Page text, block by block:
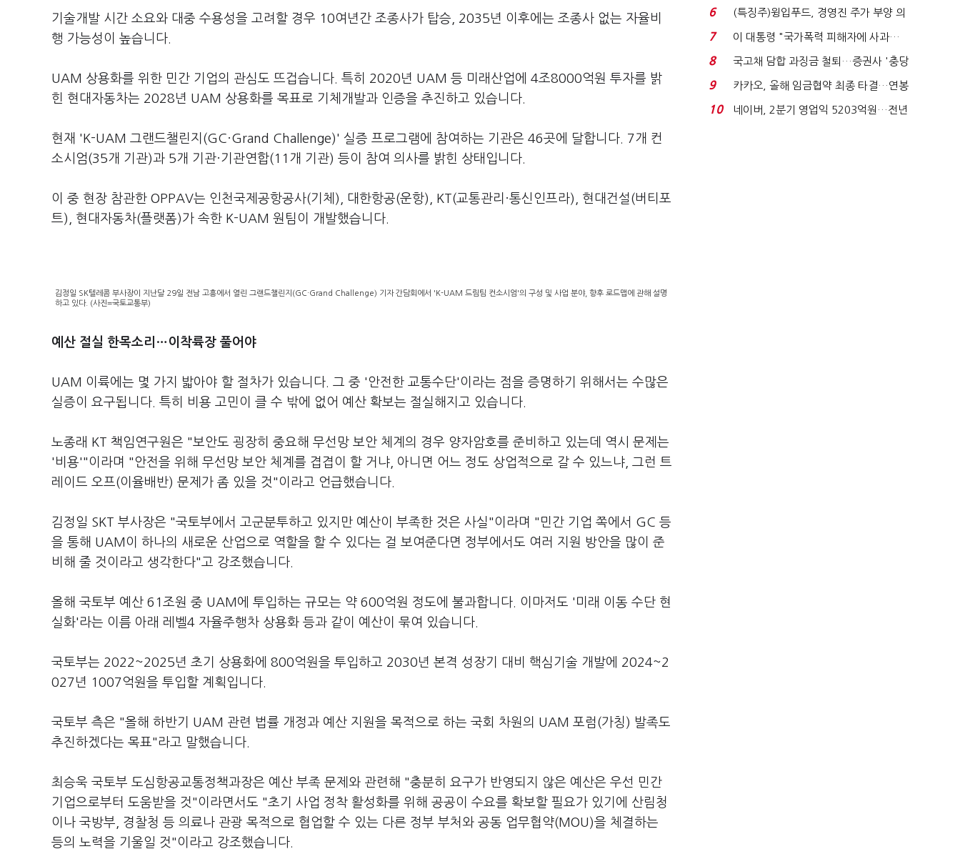
기술개발 시간 소요와 대중 수용성을 고려할 경우 10여년간 조종사가 탑승, 2035년 이후에는 조종사 없는 자율비
행 가능성이 높습니다.
UAM 상용화를 위한 민간 기업의 관심도 뜨겁습니다. 특히 2020년 UAM 등 미래산업에 4조8000억원 투자를 밝
힌 현대자동차는 2028년 UAM 상용화를 목표로 기체개발과 인증을 추진하고 있습니다.
현재 'K-UAM 그랜드챌린지(GC·Grand Challenge)' 실증 프로그램에 참여하는 기관은 46곳에 달합니다. 7개 컨
소시엄(35개 기관)과 5개 기관·기관연합(11개 기관) 등이 참여 의사를 밝힌 상태입니다.
이 중 현장 참관한 OPPAV는 인천국제공항공사(기체), 대한항공(운항), KT(교통관리·통신인프라), 현대건설(버티포
트), 현대자동차(플랫폼)가 속한 K-UAM 원팀이 개발했습니다.
김정일 SK텔레콤 부사장이 지난달 29일 전남 고흥에서 열린 그랜드챌린지(GC·Grand Challenge) 기자 간담회에서 'K-UAM 드림팀 컨소시엄'의 구성 및 사업 분야, 향후 로드맵에 관해 설명
하고 있다. (사진=국토교통부)
예산 절실 한목소리…이착륙장 풀어야
UAM 이륙에는 몇 가지 밟아야 할 절차가 있습니다. 그 중 '안전한 교통수단'이라는 점을 증명하기 위해서는 수많은
실증이 요구됩니다. 특히 비용 고민이 클 수 밖에 없어 예산 확보는 절실해지고 있습니다.
노종래 KT 책임연구원은 "보안도 굉장히 중요해 무선망 보안 체계의 경우 양자암호를 준비하고 있는데 역시 문제는
'비용'"이라며 "안전을 위해 무선망 보안 체계를 겹겹이 할 거냐, 아니면 어느 정도 상업적으로 갈 수 있느냐, 그런 트
레이드 오프(이율배반) 문제가 좀 있을 것"이라고 언급했습니다.
김정일 SKT 부사장은 "국토부에서 고군분투하고 있지만 예산이 부족한 것은 사실"이라며 "민간 기업 쪽에서 GC 등
을 통해 UAM이 하나의 새로운 산업으로 역할을 할 수 있다는 걸 보여준다면 정부에서도 여러 지원 방안을 많이 준
비해 줄 것이라고 생각한다"고 강조했습니다.
올해 국토부 예산 61조원 중 UAM에 투입하는 규모는 약 600억원 정도에 불과합니다. 이마저도 '미래 이동 수단 현
실화'라는 이름 아래 레벨4 자율주행차 상용화 등과 같이 예산이 묶여 있습니다.
국토부는 2022~2025년 초기 상용화에 800억원을 투입하고 2030년 본격 성장기 대비 핵심기술 개발에 2024~2
027년 1007억원을 투입할 계획입니다.
국토부 측은 "올해 하반기 UAM 관련 법률 개정과 예산 지원을 목적으로 하는 국회 차원의 UAM 포럼(가칭) 발족도
추진하겠다는 목표"라고 말했습니다.
최승욱 국토부 도심항공교통정책과장은 예산 부족 문제와 관련해 "충분히 요구가 반영되지 않은 예산은 우선 민간
기업으로부터 도움받을 것"이라면서도 "초기 사업 정착 활성화를 위해 공공이 수요를 확보할 필요가 있기에 산림청
이나 국방부, 경찰청 등 의료나 관광 목적으로 협업할 수 있는 다른 정부 부처와 공동 업무협약(MOU)을 체결하는
등의 노력을 기울일 것"이라고 강조했습니다.
국전쟁’
6
(특징주)윙입푸드, 경영진 주가 부양 의
지에 상한가...
7
이 대통령 "국가폭력 피해자에 사과…
적극적 조사로 진...
8
국고채 담합 과징금 철퇴…증권사 '충당
금 폭탄' 우려...
9
카카오, 올해 임금협약 최종 타결…연봉
6.3% 인상·격려...
10
네이버, 2분기 영업익 5203억원…전년